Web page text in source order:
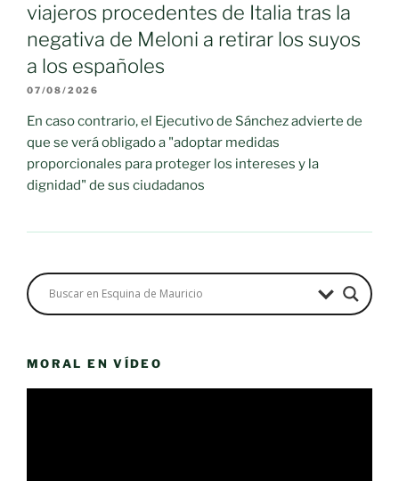
viajeros procedentes de Italia tras la
negativa de Meloni a retirar los suyos
a los españoles
07/08/2026
En caso contrario, el Ejecutivo de Sánchez advierte de
que se verá obligado a "adoptar medidas
proporcionales para proteger los intereses y la
dignidad" de sus ciudadanos
MORAL EN VÍDEO